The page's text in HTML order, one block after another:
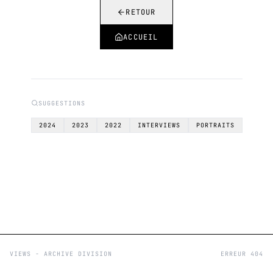
RETOUR
ACCUEIL
SUGGESTIONS
2024 2023 2022 INTERVIEWS PORTRAITS
VIEWS - ARCHIVE DIVISION ERREUR 404